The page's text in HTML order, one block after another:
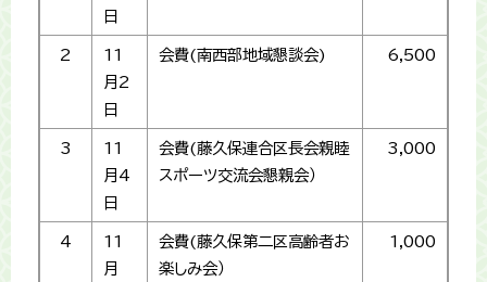
日
2
11
月2
日
会費(南西部地域懇談会) 6,500
3
11
月4
日
会費(藤久保連合区長会親睦
スポーツ交流会懇親会）
3,000
4
11
月
会費(藤久保第二区高齢者お
楽しみ会）
1,000